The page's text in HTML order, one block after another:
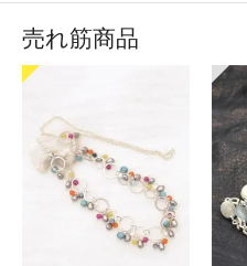
売れ筋商品